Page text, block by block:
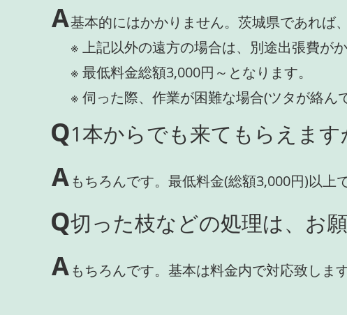
A基本的にはかかりません。茨城県であれば
※ 上記以外の遠方の場合は、別途出張費がか
※ 最低料金総額3,000円～となります。
※ 伺った際、作業が困難な場合(ツタが絡ん
Q1本からでも来てもらえます
Aもちろんです。最低料金(総額3,000円)以上
Q切った枝などの処理は、お
Aもちろんです。基本は料金内で対応致しま